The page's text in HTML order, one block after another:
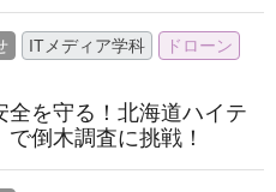
ITメディア学科
ドローン
全を守る！北海道ハイテ
倒木調査に挑戦！